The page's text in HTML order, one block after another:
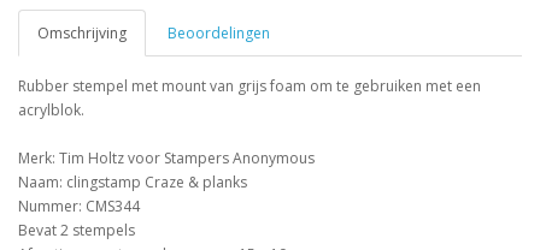
Omschrijving Beoordelingen
Rubber stempel met mount van grijs foam om te gebruiken met een
acrylblok.
Merk: Tim Holtz voor Stampers Anonymous
Naam: clingstamp Craze & planks
Nummer: CMS344
Bevat 2 stempels